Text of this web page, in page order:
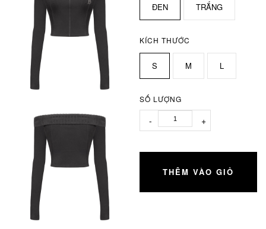
ĐEN TRẮNG
KÍCH THƯỚC
S M L
SỐ LƯỢNG
- +
THÊM VÀO GIỎ